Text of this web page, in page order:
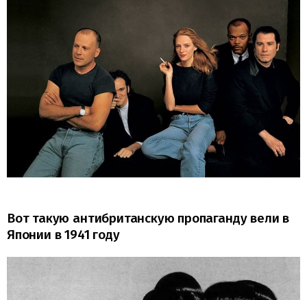
Вот такую антибританскую пропаганду вели в
Японии в 1941 году